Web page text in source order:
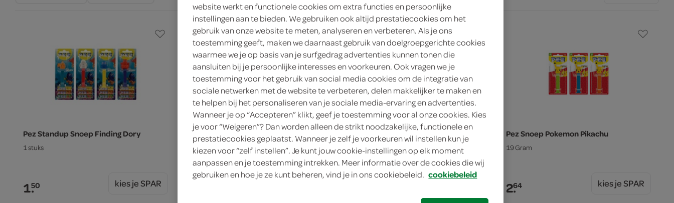
Pez Standup Snoep Finding Dory
1 stuks
1.50 kies je SPAR
Pez Snoep Paw Patrol
19 Gram
Pez Snoep Nintendo Super Mario
19 Gram
Pez Snoep Pokemon Pikachu
19 Gram
2.64 kies je SPAR
website werkt en functionele cookies om extra functies en persoonlijke
instellingen aan te bieden. We gebruiken ook altijd prestatiecookies om het
gebruik van onze website te meten, analyseren en verbeteren. Als je ons
toestemming geeft, maken we daarnaast gebruik van doelgroepgerichte cookies
waarmee we je op basis van je surfgedrag advertenties kunnen tonen die
aansluiten bij je persoonlijke interesses en voorkeuren. Ook vragen we je
toestemming voor het gebruik van social media cookies om de integratie van
sociale netwerken met de website te verbeteren, delen makkelijker te maken en
te helpen bij het personaliseren van je sociale media-ervaring en advertenties.
Wanneer je op “Accepteren” klikt, geef je toestemming voor al onze cookies. Kies
je voor “Weigeren”? Dan worden alleen de strikt noodzakelijke, functionele en
prestatiecookies geplaatst. Wanneer je zelf je voorkeuren wil instellen kun je
kiezen voor “zelf instellen”. Je kunt jouw cookie-instellingen op elk moment
aanpassen en je toestemming intrekken. Meer informatie over de cookies die wij
gebruiken en hoe je ze kunt beheren, vind je in ons cookiebeleid. cookiebeleid